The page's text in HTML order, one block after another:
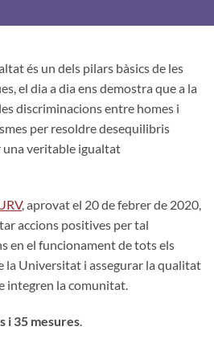
és un dels pilars bàsics de les
el dia a dia ens demostra que a la
discriminacions entre homes i
per resoldre desequilibris
veritable igualtat
, aprovat el 20 de febrer de 2020,
accions positives per tal
en el funcionament de tots els
la Universitat i assegurar la qualitat
integren la comunitat.
i 35 mesures